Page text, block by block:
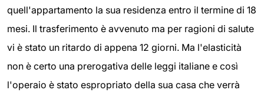
quell'appartamento la sua residenza entro il termine di 18
mesi. Il trasferimento è avvenuto ma per ragioni di salute
vi è stato un ritardo di appena 12 giorni. Ma l'elasticità
non è certo una prerogativa delle leggi italiane e così
l'operaio è stato espropriato della sua casa che verrà